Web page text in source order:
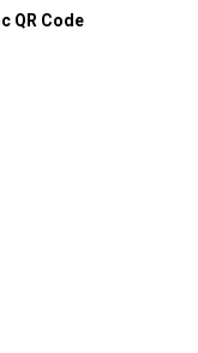
QR Code